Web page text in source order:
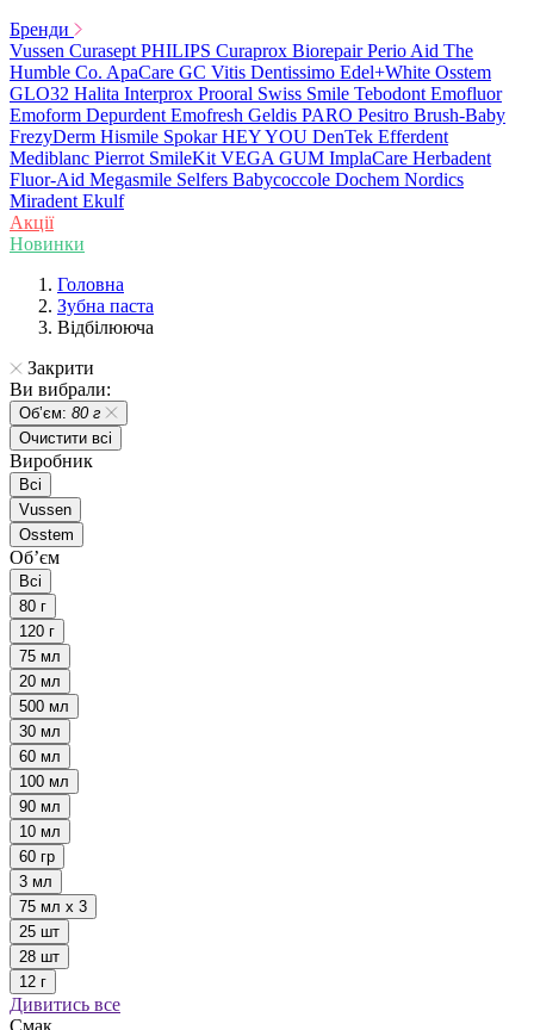
Бренди
Vussen Curasept PHILIPS Curaprox Biorepair Perio Aid The
Humble Co. ApaCare GC Vitis Dentissimo Edel+White Osstem
GLO32 Halita Interprox Prooral Swiss Smile Tebodont Emofluor
Emoform Depurdent Emofresh Geldis PARO Pesitro Brush-Baby
FrezyDerm Hismile Spokar HEY YOU DenTek Efferdent
Mediblanc Pierrot SmileKit VEGA GUM ImplaCare Herbadent
Fluor-Aid Megasmile Selfers Babycoccole Dochem Nordics
Miradent Ekulf
Акції
Новинки
Головна
Зубна паста
Відбілююча
Закрити
Ви вибрали:
Обʼєм: 80 г
Очистити всі
Виробник
Всі
Vussen
Osstem
Обʼєм
Всі
80 г
120 г
75 мл
20 мл
500 мл
30 мл
60 мл
100 мл
90 мл
10 мл
60 гр
3 мл
75 мл х 3
25 шт
28 шт
12 г
Дивитись все
Смак